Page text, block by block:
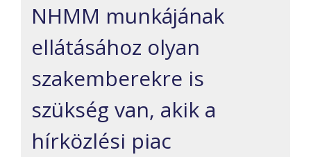
NHMM munkájának
ellátásához olyan
szakemberekre is
szükség van, akik a
hírközlési piac